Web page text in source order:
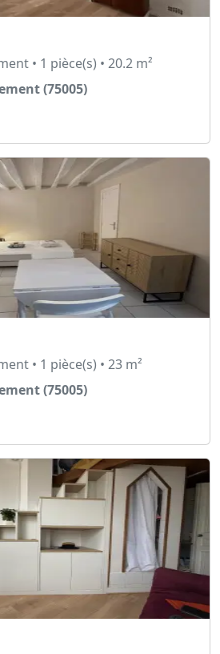
• 1 pièce(s) • 20.2 m²
(75005)
• 1 pièce(s) • 23 m²
(75005)